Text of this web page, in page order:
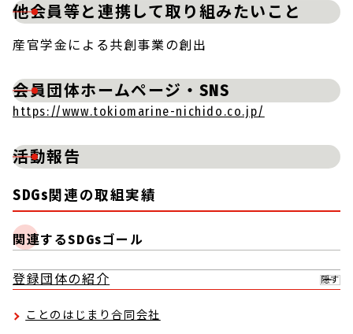
他会員等と連携して取り組みたいこと
産官学金による共創事業の創出
会員団体ホームページ・SNS
https://www.tokiomarine-nichido.co.jp/
活動報告
SDGs関連の取組実績
関連するSDGsゴール
登録団体の紹介 隠す
ことのはじまり合同会社